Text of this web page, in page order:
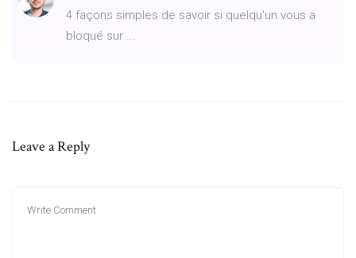
4 façons simples de savoir si quelqu'un vous a
bloqué sur ...
Leave a Reply